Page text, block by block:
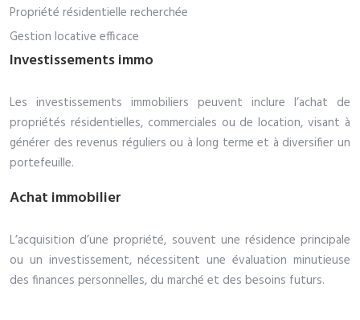
Propriété résidentielle recherchée
Gestion locative efficace
Investissements immo
Les investissements immobiliers peuvent inclure l’achat de
propriétés résidentielles, commerciales ou de location, visant à
générer des revenus réguliers ou à long terme et à diversifier un
portefeuille.
Achat immobilier
L’acquisition d’une propriété, souvent une résidence principale
ou un investissement, nécessitent une évaluation minutieuse
des finances personnelles, du marché et des besoins futurs.